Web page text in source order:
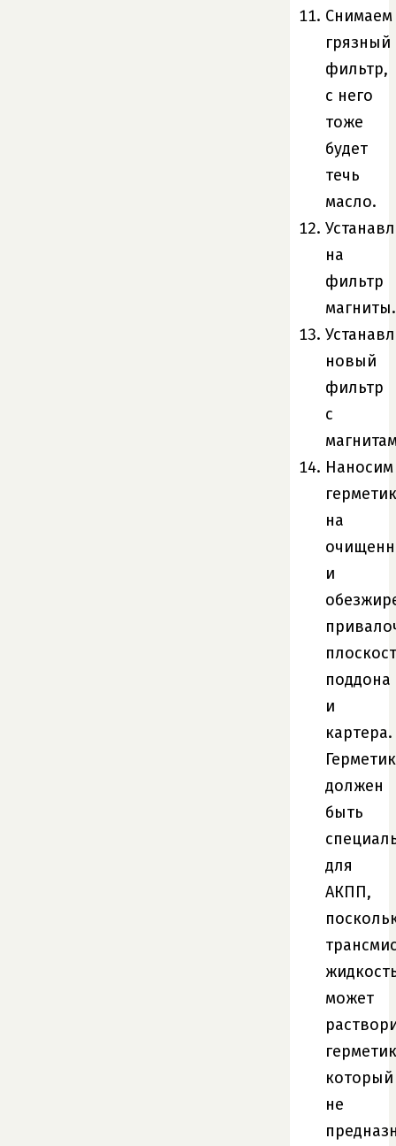
Снимаем
грязный
фильтр,
с него
тоже
будет
течь
масло.
на
фильтр
магниты.
новый
фильтр
с
Наносим
герметик
на
и
поддона
и
картера.
Герметик
должен
быть
для
АКПП,
может
который
не